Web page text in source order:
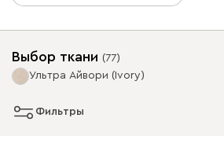
Выбор ткани (77)
Ультра Айвори (Ivory)
Фильтры